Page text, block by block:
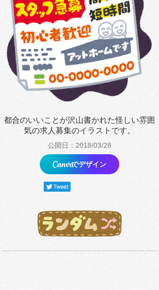
都合のいいことが沢山書かれた怪しい雰囲
気の求人募集のイラストです。
公開日：2018/03/28
でデザイン